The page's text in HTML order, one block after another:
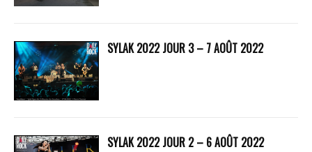
SYLAK 2022 JOUR 3 – 7 AOÛT 2022
SYLAK 2022 JOUR 2 – 6 AOÛT 2022